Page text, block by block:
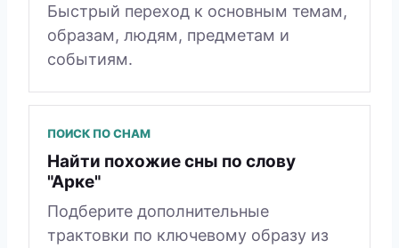
Быстрый переход к основным темам,
образам, людям, предметам и
событиям.
ПОИСК ПО СНАМ
Найти похожие сны по слову
"Арке"
Подберите дополнительные
трактовки по ключевому образу из